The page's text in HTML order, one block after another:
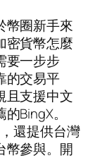
幣圈新手來
密貨幣怎麼
要一步步
的交易平
且支援中文
BingX。
還提供台灣
幣參與。開